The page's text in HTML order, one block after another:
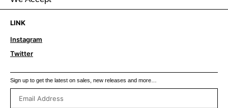
LINK
Instagram
Twitter
Sign up to get the latest on sales, new releases and more…